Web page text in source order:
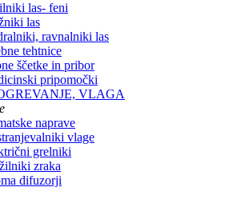
las- feni
las
ravnalniki las
tehtnice
ščetke in pribor
pripomočki
VLAGA
naprave
vlage
grelniki
zraka
difuzorji